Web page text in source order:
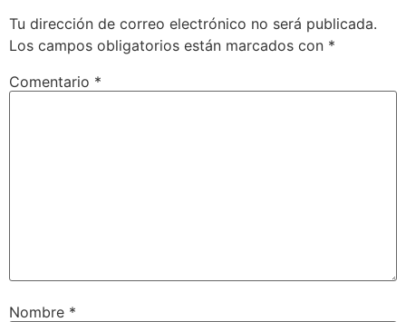
Tu dirección de correo electrónico no será publicada.
Los campos obligatorios están marcados con *
Comentario *
Nombre *